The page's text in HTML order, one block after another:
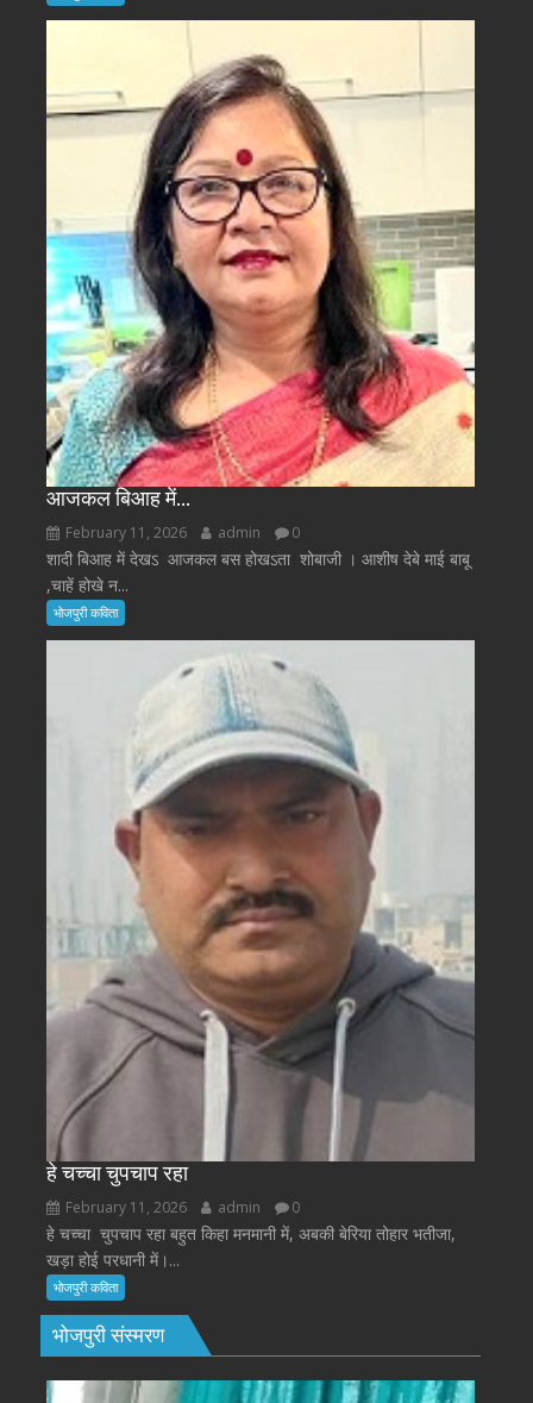
आजकल बिआह में…
February 11, 2026 admin 0
शादी बिआह में देखऽ आजकल बस होखऽता शोबाजी । आशीष देबे माई बाबू
,चाहें होखे न...
भोजपुरी कविता
हे चच्चा चुपचाप रहा
February 11, 2026 admin 0
हे चच्चा चुपचाप रहा बहुत किहा मनमानी में, अबकी बेरिया तोहार भतीजा,
खड़ा होई परधानी में।...
भोजपुरी कविता
भोजपुरी संस्मरण